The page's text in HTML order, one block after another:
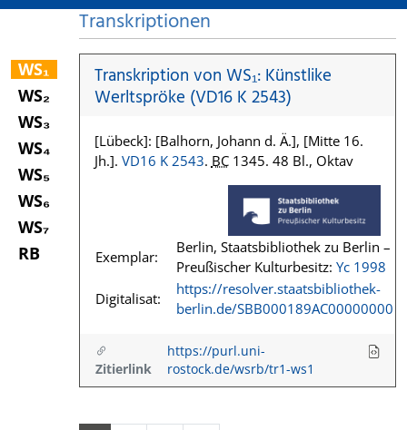
WS₁
WS₂
WS₃
WS₄
WS₅
WS₆
WS₇
RB
Transkriptionen
Transkription von WS₁: Künstlike
Werltspröke (VD16 K 2543)
[Lübeck]: [Balhorn, Johann d. Ä.], [Mitte 16.
Jh.]. VD16 K 2543. BC1345. 48 Bl., Oktav
Exemplar:
Berlin, Staatsbibliothek zu Berlin –
Preußischer Kulturbesitz: Yc 1998
Digitalisat:
https://resolver.staatsbibliothek-
berlin.de/SBB000189AC00000000
Zitierlink
https://purl.uni-
rostock.de/wsrb/tr1-ws1